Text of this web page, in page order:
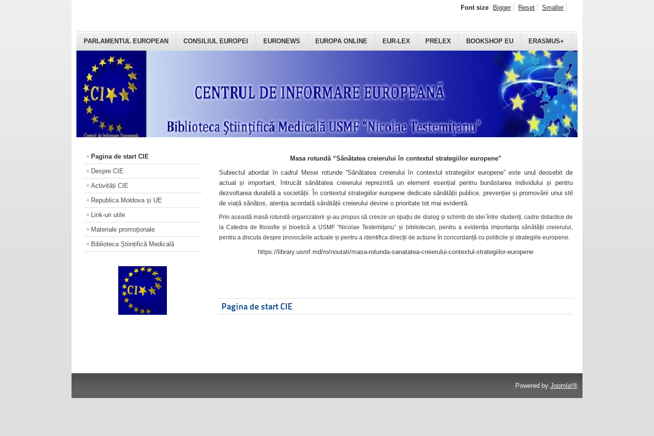
PARLAMENTUL EUROPEAN CONSILIUL EUROPEI EURONEWS EUROPA ONLINE EUR-LEX PRELEX BOOKSHOP EU ERASMUS+
Font size Bigger Reset Smaller
Pagina de start CIE
Despre CIE
Activități CIE
Republica Moldova și UE
Link-uri utile
Materiale promoţionale
Biblioteca Științifică Medicală
Masa rotundă “Sănătatea creierului în contextul strategiilor europene”
Subiectul abordat în cadrul Mesei rotunde “Sănătatea creierului în contextul strategiilor europene” este unul deosebit de
actual și important, întrucât sănătatea creierului reprezintă un element esențial pentru bunăstarea individului și pentru
dezvoltarea durabilă a societății. În contextul strategiilor europene dedicate sănătății publice, prevenției și promovării unui stil
de viață sănătos, atenția acordată sănătății creierului devine o prioritate tot mai evidentă.
Prin această masă rotundă organizatorii şi-au propus să creeze un spațiu de dialog și schimb de idei între studenți, cadre didactice de
la Catedra de filosofie și bioetică a USMF “Nicolae Testemițanu” și bibliotecari, pentru a evidenția importanța sănătății creierului,
pentru a discuta despre provocările actuale și pentru a identifica direcții de acțiune în concordanță cu politicile și strategiile europene.
https://library.usmf.md/ro/noutati/masa-rotunda-sanatatea-creierului-contextul-strategiilor-europene
Pagina de start CIE
Powered by Joomla!®